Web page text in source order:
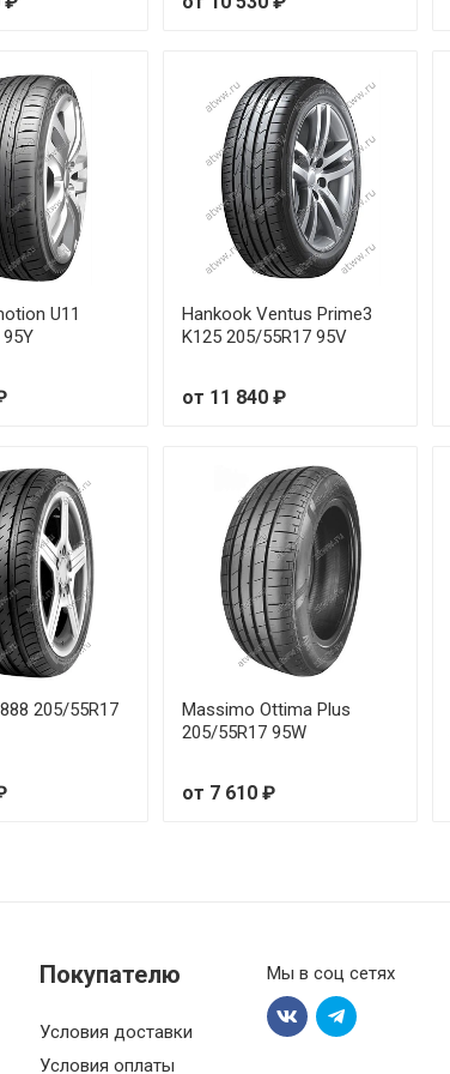
от 5 630 ₽
от 6 370 ₽
от 6 990 ₽
от 7 480 ₽
от 6 360 ₽
от 6 730 ₽
от 7 120 ₽
от 7 130 ₽
от 7 770 ₽
от 7 410 ₽
от 6 210 ₽
от 8 260 ₽
U11
Hankook Ventus Prime3
K125 205/55R17 95V
от 11 840 ₽
205/55R17
Massimo Ottima Plus
205/55R17 95W
от 7 610 ₽
Покупателю
Условия доставки
Условия оплаты
Мы в соц сетях